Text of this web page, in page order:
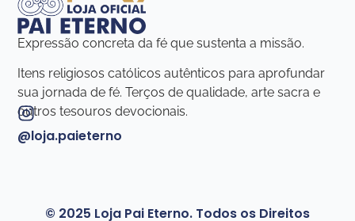
Expressão concreta da fé que sustenta a missão.
Itens religiosos católicos autênticos para aprofundar
sua jornada de fé. Terços de qualidade, arte sacra e
outros tesouros devocionais.
@loja.paieterno
© 2025 Loja Pai Eterno. Todos os Direitos